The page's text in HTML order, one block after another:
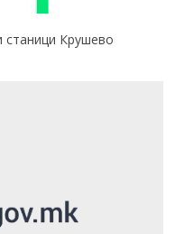
станици Крушево